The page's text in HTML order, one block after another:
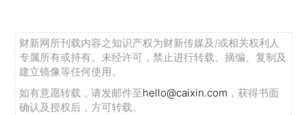
财新网所刊载内容之知识产权为财新传媒及/或相关权利人
专属所有或持有。未经许可，禁止进行转载、摘编、复制及
建立镜像等任何使用。
如有意愿转载，请发邮件至hello@caixin.com ，获得书面
确认及授权后，方可转载。